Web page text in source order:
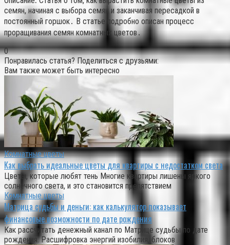
семян, начиная с выбора семян и заканчивая пересадкой в
постоянный горшок․ В статье подробно описан процесс
проращивания семян комнатных цветов․
0
Понравилась статья? Поделиться с друзьями:
Вам также может быть интересно
Комнатные цветы
Как выбрать идеальные цветы для квартиры с недостатком света
Цветы, которые любят тень Многие квартиры лишены яркого
солнечного света, и это становится препятствием
Комнатные цветы
Матрица судьбы и деньги: как калькулятор показывает
финансовые возможности по дате рождения
Как рассчитать денежный канал по Матрице судьбы по дате
рождения. Расшифровка энергий изобилия, блоков